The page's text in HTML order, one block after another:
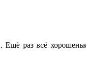
раз всё